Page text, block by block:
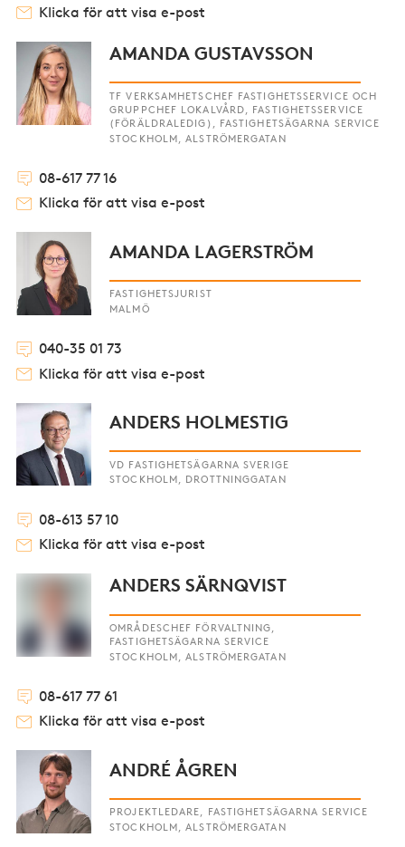
Klicka för att visa e-post
AMANDA GUSTAVSSON
TF VERKSAMHETSCHEF FASTIGHETSSERVICE OCH
GRUPPCHEF LOKALVÅRD, FASTIGHETSSERVICE
(FÖRÄLDRALEDIG), FASTIGHETSÄGARNA SERVICE
STOCKHOLM, ALSTRÖMERGATAN
08-617 77 16
Klicka för att visa e-post
AMANDA LAGERSTRÖM
FASTIGHETSJURIST
MALMÖ
040-35 01 73
Klicka för att visa e-post
ANDERS HOLMESTIG
VD FASTIGHETSÄGARNA SVERIGE
STOCKHOLM, DROTTNINGGATAN
08-613 57 10
Klicka för att visa e-post
ANDERS SÄRNQVIST
OMRÅDESCHEF FÖRVALTNING,
FASTIGHETSÄGARNA SERVICE
STOCKHOLM, ALSTRÖMERGATAN
08-617 77 61
Klicka för att visa e-post
ANDRÉ ÅGREN
PROJEKTLEDARE, FASTIGHETSÄGARNA SERVICE
STOCKHOLM, ALSTRÖMERGATAN